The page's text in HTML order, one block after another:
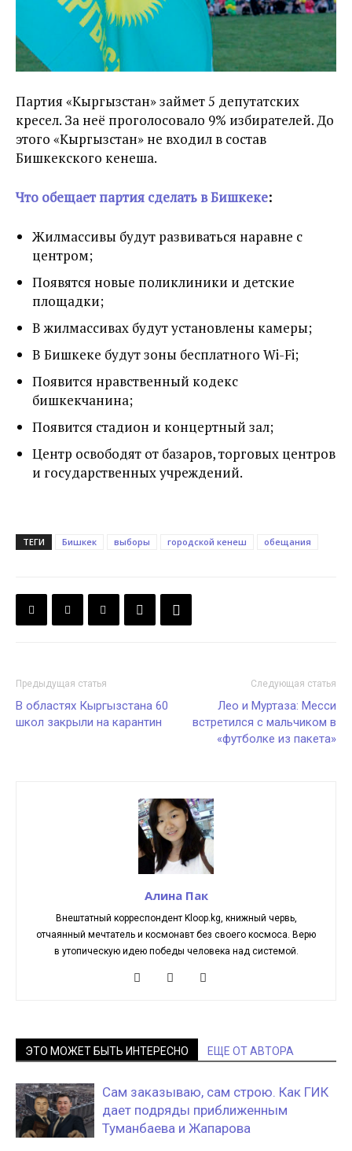
Партия «Кыргызстан» займет 5 депутатских
кресел. За неё проголосовало 9% избирателей. До
этого «Кыргызстан» не входил в состав
Бишкекского кенеша.
Что обещает партия сделать в Бишкеке:
Жилмассивы будут развиваться наравне с
центром;
Появятся новые поликлиники и детские
площадки;
В жилмассивах будут установлены камеры;
В Бишкеке будут зоны бесплатного Wi-Fi;
Появится нравственный кодекс
бишкекчанина;
Появится стадион и концертный зал;
Центр освободят от базаров, торговых центров
и государственных учреждений.
ТЕГИ Бишкек выборы городской кенеш обещания
Предыдущая статья
В областях Кыргызстана 60
школ закрыли на карантин
Следующая статья
Лео и Муртаза: Месси
встретился с мальчиком в
«футболке из пакета»
Алина Пак
Внештатный корреспондент Kloop.kg, книжный червь,
отчаянный мечтатель и космонавт без своего космоса. Верю
в утопическую идею победы человека над системой.
ЭТО МОЖЕТ БЫТЬ ИНТЕРЕСНО ЕЩЕ ОТ АВТОРА
Сам заказываю, сам строю. Как ГИК
дает подряды приближенным
Туманбаева и Жапарова